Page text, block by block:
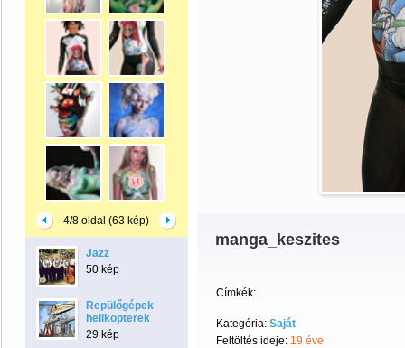
4/8 oldal (63 kép)
Jazz
50 kép
Repülőgépek
helikopterek
29 kép
manga_keszites
Címkék:
Kategória: Saját
Feltöltés ideje: 19 éve